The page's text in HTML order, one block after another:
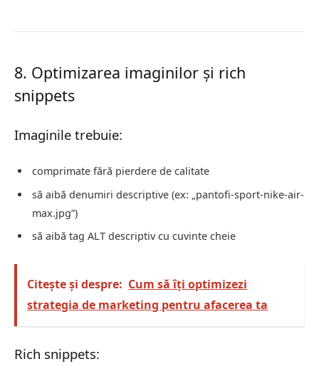
8. Optimizarea imaginilor și rich
snippets
Imaginile trebuie:
comprimate fără pierdere de calitate
să aibă denumiri descriptive (ex: „pantofi-sport-nike-air-
max.jpg”)
să aibă tag ALT descriptiv cu cuvinte cheie
Citește și despre: Cum să îți optimizezi
strategia de marketing pentru afacerea ta
Rich snippets: